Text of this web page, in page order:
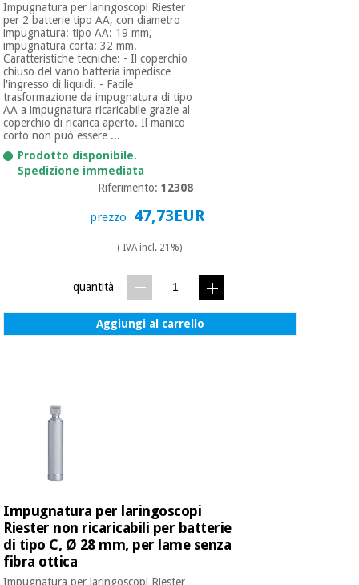
Impugnatura per laringoscopi Riester
per 2 batterie tipo AA, con diametro
impugnatura: tipo AA: 19 mm,
impugnatura corta: 32 mm.
Caratteristiche tecniche: - Il coperchio
chiuso del vano batteria impedisce
l'ingresso di liquidi. - Facile
trasformazione da impugnatura di tipo
AA a impugnatura ricaricabile grazie al
coperchio di ricarica aperto. Il manico
corto non può essere ...
Prodotto disponibile.
Spedizione immediata
Riferimento:12308
prezzo 47,73EUR
( IVA incl. 21%)
quantità
Aggiungi al carrello
Impugnatura per laringoscopi
Riester non ricaricabili per batterie
di tipo C, Ø 28 mm, per lame senza
fibra ottica
Impugnatura per laringoscopi Riester